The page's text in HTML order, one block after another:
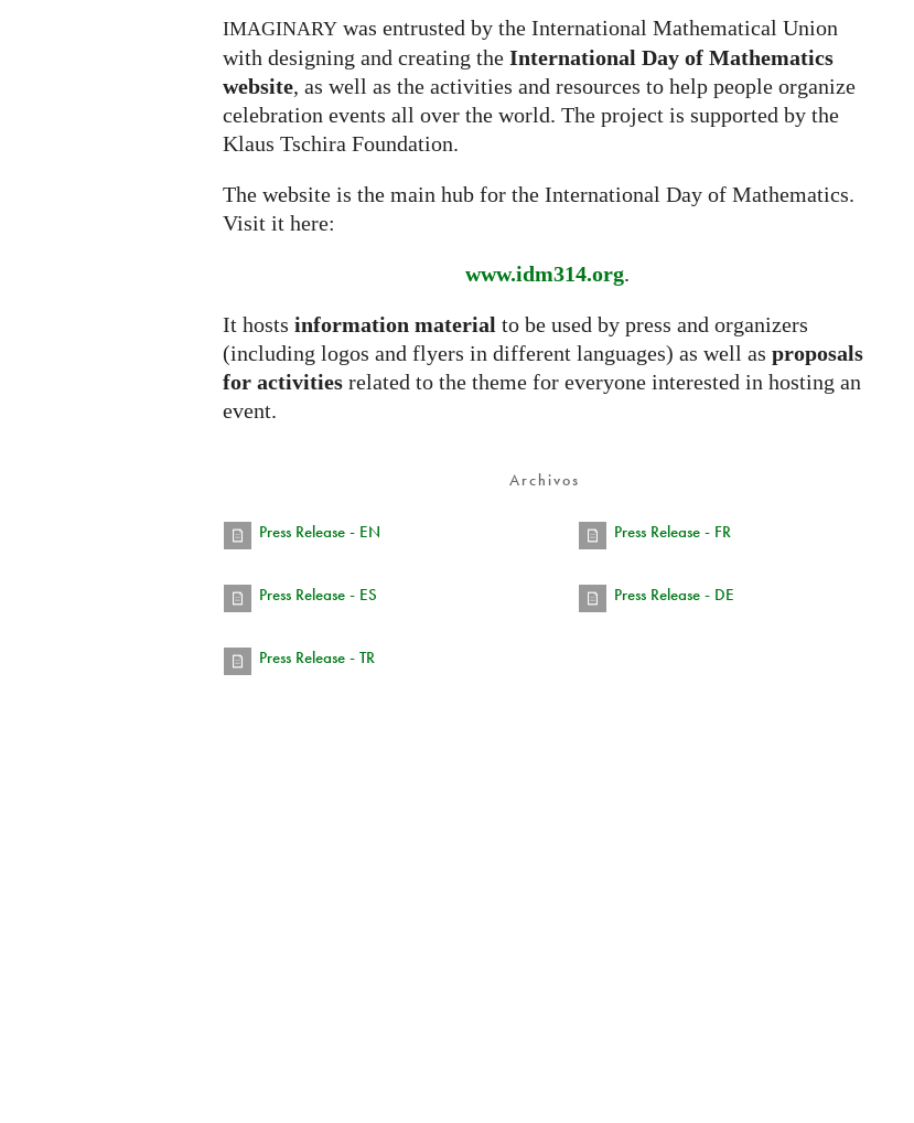
IMAGINARY was entrusted by the International Mathematical Union
with designing and creating the International Day of Mathematics
website, as well as the activities and resources to help people organize
celebration events all over the world. The project is supported by the
Klaus Tschira Foundation.
The website is the main hub for the International Day of Mathematics.
Visit it here:
www.idm314.org.
It hosts information material to be used by press and organizers
(including logos and flyers in different languages) as well as proposals
for activities related to the theme for everyone interested in hosting an
event.
Archivos
Press Release - EN Press Release - FR
Press Release - ES Press Release - DE
Press Release - TR